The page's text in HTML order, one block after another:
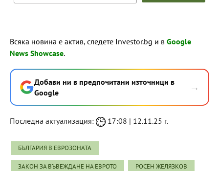
Всяка новина е актив, следете Investor.bg и в Google
News Showcase.
Добави ни в предпочитани източници в
Google
→
Последна актуализация: 17:08 | 12.11.25 г.
БЪЛГАРИЯ В ЕВРОЗОНАТА
ЗАКОН ЗА ВЪВЕЖДАНЕ НА ЕВРОТО РОСЕН ЖЕЛЯЗКОВ